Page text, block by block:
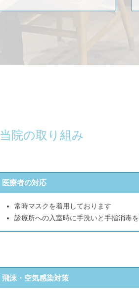
当院の取り組み
医療者の対応
常時マスクを着用しております
診療所への入室時に手洗いと手指消毒
飛沫・空気感染対策